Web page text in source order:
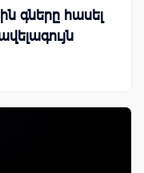
գները հասել